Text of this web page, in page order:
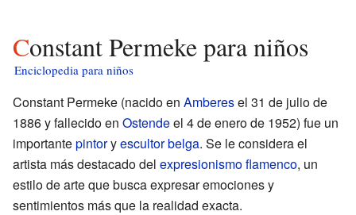
Constant Permeke para niños
Enciclopedia para niños
Constant Permeke (nacido en Amberesel 31 de julio de
1886 y fallecido en Ostendeel 4 de enero de 1952) fue un
importantepintoryescultorbelga. Se le considera el
artista más destacado del expresionismoflamenco, un
estilo de arte que busca expresar emociones y
sentimientos más que la realidad exacta.